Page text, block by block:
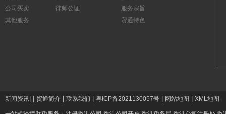
公司买卖
律师公证
其他服务
服务宗旨
贸通特色
新闻资讯 贸通简介 联系我们 粤ICP备2021130057号 网站地图 XML地图